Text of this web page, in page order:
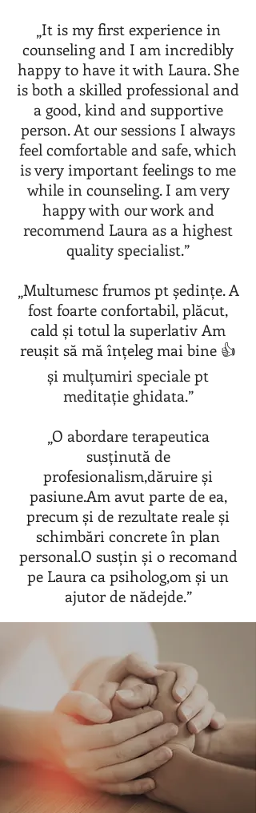
„It is my first experience in
counseling and I am incredibly
happy to have it with Laura. She
is both a skilled professional and
a good, kind and supportive
person. At our sessions I always
feel comfortable and safe, which
is very important feelings to me
while in counseling. I am very
happy with our work and
recommend Laura as a highest
quality specialist.”
„Multumesc frumos pt ședințe. A
fost foarte confortabil, plăcut,
cald și totul la superlativ Am
reușit să mă înțeleg mai bine 👍
și mulțumiri speciale pt
meditație ghidata.”
„O abordare terapeutica
susținută de
profesionalism,dăruire și
pasiune.Am avut parte de ea,
precum și de rezultate reale și
schimbări concrete în plan
personal.O susțin și o recomand
pe Laura ca psiholog,om și un
ajutor de nădejde.”